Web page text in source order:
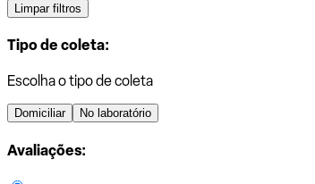
Limpar filtros
Tipo de coleta:
Escolha o tipo de coleta
Domiciliar No laboratório
Avaliações: